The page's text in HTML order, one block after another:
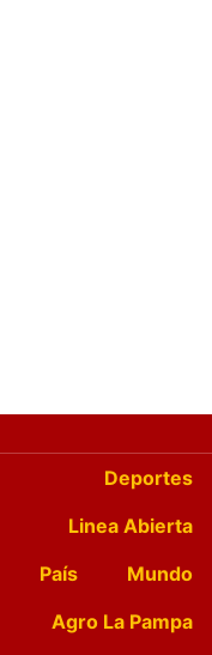
Deportes
Linea Abierta
País
Mundo
Agro La Pampa